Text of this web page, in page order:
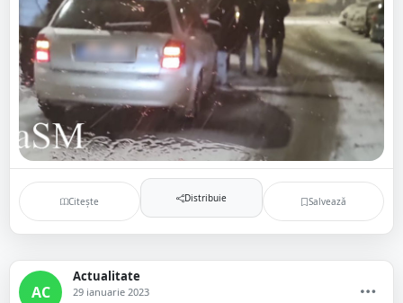
Citește Distribuie Salvează
AC
Actualitate
29 ianuarie 2023